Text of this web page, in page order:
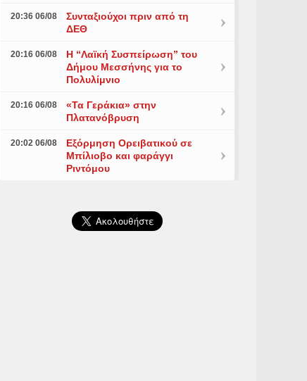
20:36 06/08
Συνταξιούχοι πριν από τη
ΔΕΘ
20:16 06/08
Η “Λαϊκή Συσπείρωση” του
Δήμου Μεσσήνης για το
Πολυλίμνιο
20:16 06/08
«Τα Γεράκια» στην
Πλατανόβρυση
20:02 06/08
Εξόρμηση Ορειβατικού σε
Μπίλιοβο και φαράγγι
Ριντόμου